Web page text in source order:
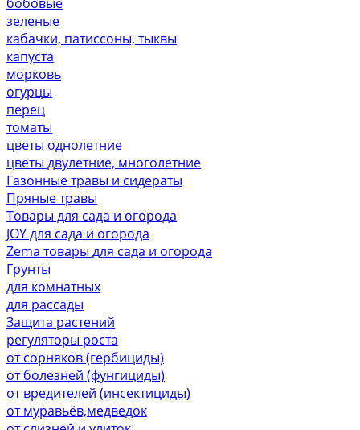
зеленые
кабачки, патиссоны, тыквы
капуста
морковь
огурцы
перец
томаты
цветы однолетние
цветы двулетние, многолетние
Газонные травы и сидераты
Пряные травы
Товары для сада и огорода
JOY для сада и огорода
Zema товары для сада и огорода
Грунты
для комнатных
для рассады
Защита растений
регуляторы роста
от сорняков (гербициды)
от болезней (фунгициды)
от вредителей (инсектициды)
от муравьёв,медведок